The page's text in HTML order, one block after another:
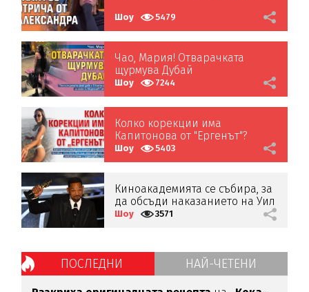
Шоу 5479
Чао, Мария! Отварачката
щурмува Дубай
Шоу 7244
Колко корекции има
Капитонова от "Ергенът"?
Шоу 5403
Киноакадемията се събира, за
да обсъди наказанието на Уил
Смит
Шоу 3571
ПОСЛЕДНИ НАЙ-ЧЕТЕНИ